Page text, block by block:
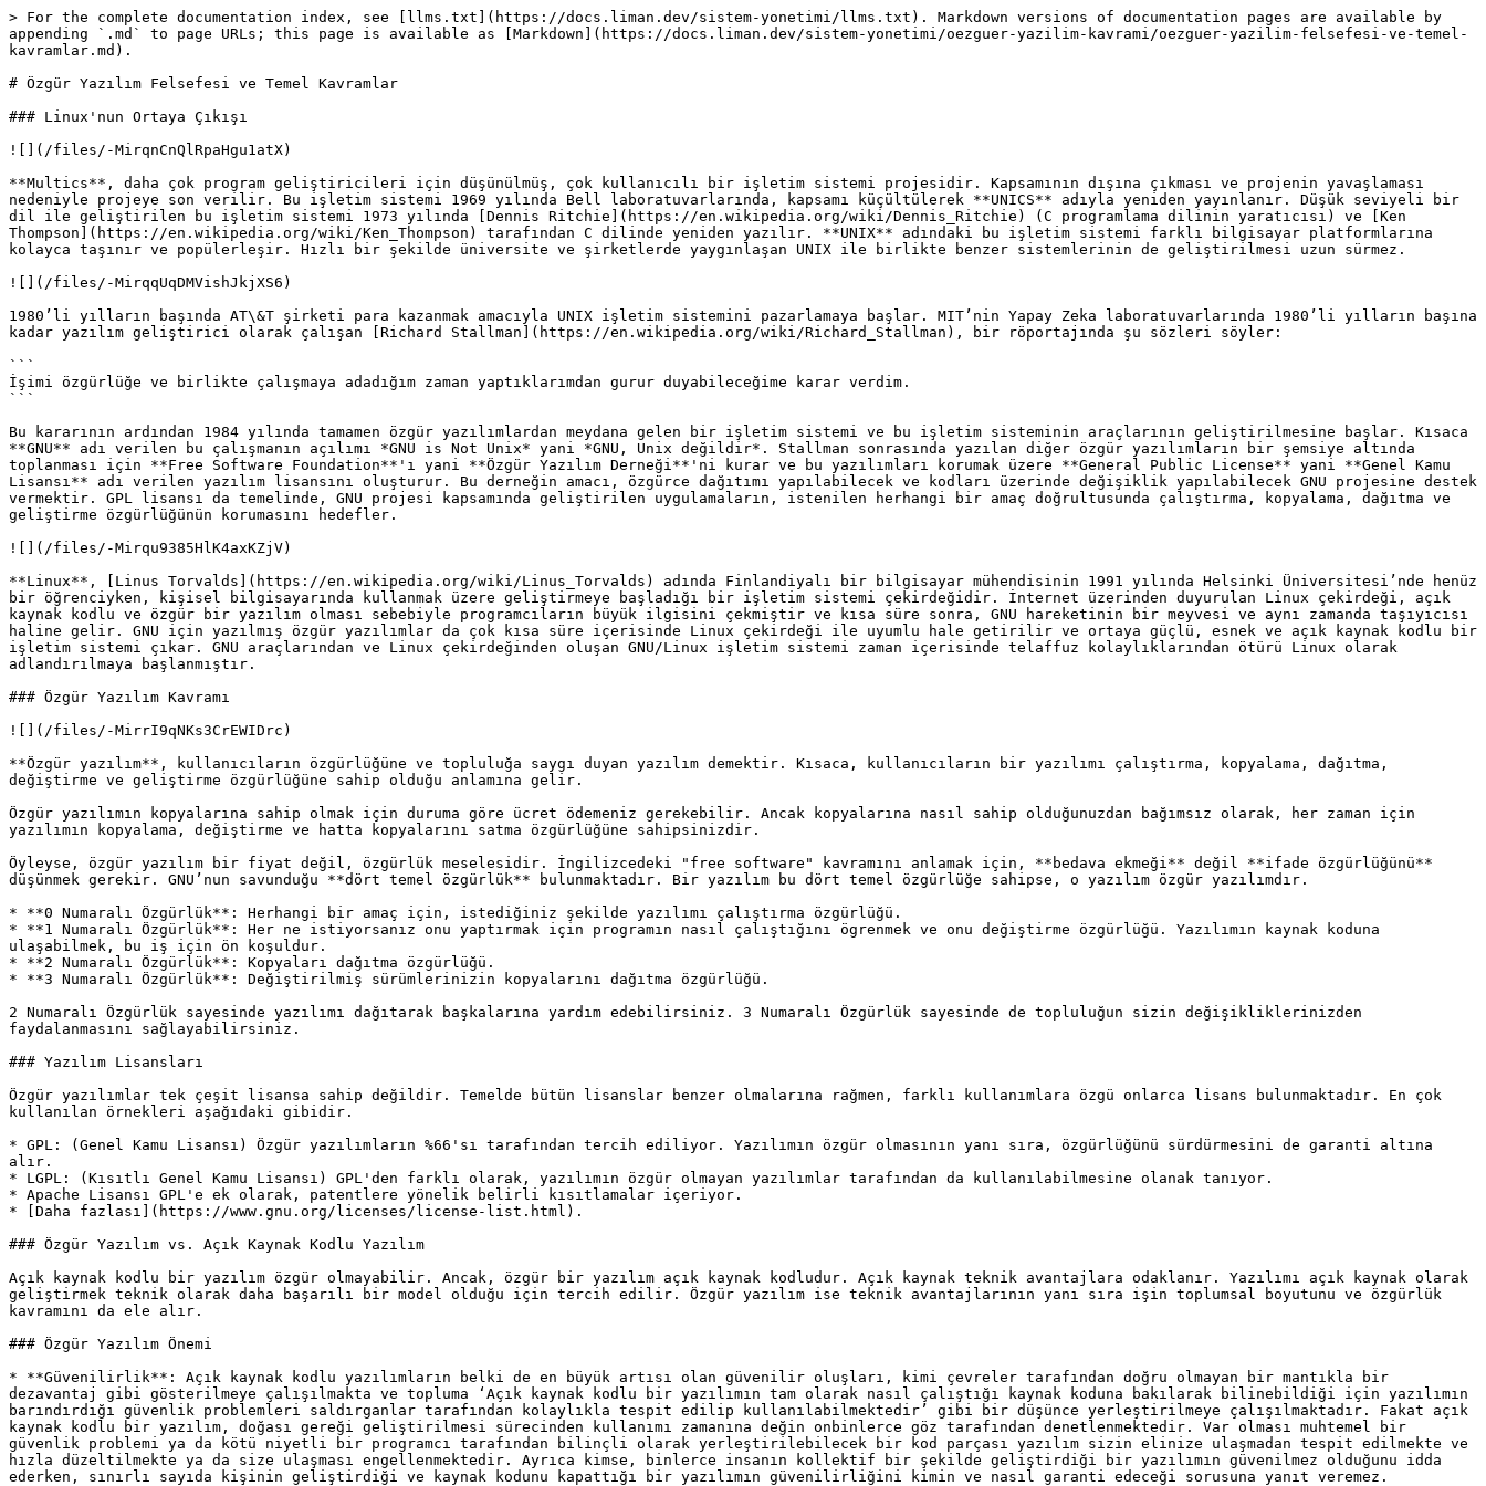
> For the complete documentation index, see [llms.txt](https://docs.liman.dev/sistem-yonetimi/llms.txt). Markdown versions of documentation pages are available by
appending `.md` to page URLs; this page is available as [Markdown](https://docs.liman.dev/sistem-yonetimi/oezguer-yazilim-kavrami/oezguer-yazilim-felsefesi-ve-temel-
kavramlar.md).
# Özgür Yazılım Felsefesi ve Temel Kavramlar
### Linux'nun Ortaya Çıkışı
![](/files/-MirqnCnQlRpaHgu1atX)
**Multics**, daha çok program geliştiricileri için düşünülmüş, çok kullanıcılı bir işletim sistemi projesidir. Kapsamının dışına çıkması ve projenin yavaşlaması
nedeniyle projeye son verilir. Bu işletim sistemi 1969 yılında Bell laboratuvarlarında, kapsamı küçültülerek **UNICS** adıyla yeniden yayınlanır. Düşük seviyeli bir
dil ile geliştirilen bu işletim sistemi 1973 yılında [Dennis Ritchie](https://en.wikipedia.org/wiki/Dennis_Ritchie) (C programlama dilinin yaratıcısı) ve [Ken
Thompson](https://en.wikipedia.org/wiki/Ken_Thompson) tarafından C dilinde yeniden yazılır. **UNIX** adındaki bu işletim sistemi farklı bilgisayar platformlarına
kolayca taşınır ve popülerleşir. Hızlı bir şekilde üniversite ve şirketlerde yaygınlaşan UNIX ile birlikte benzer sistemlerinin de geliştirilmesi uzun sürmez.
![](/files/-MirqqUqDMVishJkjXS6)
1980’li yılların başında AT\&T şirketi para kazanmak amacıyla UNIX işletim sistemini pazarlamaya başlar. MIT’nin Yapay Zeka laboratuvarlarında 1980’li yılların başına
kadar yazılım geliştirici olarak çalışan [Richard Stallman](https://en.wikipedia.org/wiki/Richard_Stallman), bir röportajında şu sözleri söyler:
```
İşimi özgürlüğe ve birlikte çalışmaya adadığım zaman yaptıklarımdan gurur duyabileceğime karar verdim.
```
Bu kararının ardından 1984 yılında tamamen özgür yazılımlardan meydana gelen bir işletim sistemi ve bu işletim sisteminin araçlarının geliştirilmesine başlar. Kısaca
**GNU** adı verilen bu çalışmanın açılımı *GNU is Not Unix* yani *GNU, Unix değildir*. Stallman sonrasında yazılan diğer özgür yazılımların bir şemsiye altında
toplanması için **Free Software Foundation**'ı yani **Özgür Yazılım Derneği**'ni kurar ve bu yazılımları korumak üzere **General Public License** yani **Genel Kamu
Lisansı** adı verilen yazılım lisansını oluşturur. Bu derneğin amacı, özgürce dağıtımı yapılabilecek ve kodları üzerinde değişiklik yapılabilecek GNU projesine destek
vermektir. GPL lisansı da temelinde, GNU projesi kapsamında geliştirilen uygulamaların, istenilen herhangi bir amaç doğrultusunda çalıştırma, kopyalama, dağıtma ve
geliştirme özgürlüğünün korumasını hedefler.
![](/files/-Mirqu9385HlK4axKZjV)
**Linux**, [Linus Torvalds](https://en.wikipedia.org/wiki/Linus_Torvalds) adında Finlandiyalı bir bilgisayar mühendisinin 1991 yılında Helsinki Üniversitesi’nde henüz
bir öğrenciyken, kişisel bilgisayarında kullanmak üzere geliştirmeye başladığı bir işletim sistemi çekirdeğidir. İnternet üzerinden duyurulan Linux çekirdeği, açık
kaynak kodlu ve özgür bir yazılım olması sebebiyle programcıların büyük ilgisini çekmiştir ve kısa süre sonra, GNU hareketinin bir meyvesi ve aynı zamanda taşıyıcısı
haline gelir. GNU için yazılmış özgür yazılımlar da çok kısa süre içerisinde Linux çekirdeği ile uyumlu hale getirilir ve ortaya güçlü, esnek ve açık kaynak kodlu bir
işletim sistemi çıkar. GNU araçlarından ve Linux çekirdeğinden oluşan GNU/Linux işletim sistemi zaman içerisinde telaffuz kolaylıklarından ötürü Linux olarak
adlandırılmaya başlanmıştır.
### Özgür Yazılım Kavramı
![](/files/-MirrI9qNKs3CrEWIDrc)
**Özgür yazılım**, kullanıcıların özgürlüğüne ve topluluğa saygı duyan yazılım demektir. Kısaca, kullanıcıların bir yazılımı çalıştırma, kopyalama, dağıtma,
değiştirme ve geliştirme özgürlüğüne sahip olduğu anlamına gelir.
Özgür yazılımın kopyalarına sahip olmak için duruma göre ücret ödemeniz gerekebilir. Ancak kopyalarına nasıl sahip olduğunuzdan bağımsız olarak, her zaman için
yazılımın kopyalama, değiştirme ve hatta kopyalarını satma özgürlüğüne sahipsinizdir.
Öyleyse, özgür yazılım bir fiyat değil, özgürlük meselesidir. İngilizcedeki "free software" kavramını anlamak için, **bedava ekmeği** değil **ifade özgürlüğünü**
düşünmek gerekir. GNU’nun savunduğu **dört temel özgürlük** bulunmaktadır. Bir yazılım bu dört temel özgürlüğe sahipse, o yazılım özgür yazılımdır.
* **0 Numaralı Özgürlük**: Herhangi bir amaç için, istediğiniz şekilde yazılımı çalıştırma özgürlüğü.
* **1 Numaralı Özgürlük**: Her ne istiyorsanız onu yaptırmak için programın nasıl çalıştığını ögrenmek ve onu değiştirme özgürlüğü. Yazılımın kaynak koduna
ulaşabilmek, bu iş için ön koşuldur.
* **2 Numaralı Özgürlük**: Kopyaları dağıtma özgürlüğü.
* **3 Numaralı Özgürlük**: Değiştirilmiş sürümlerinizin kopyalarını dağıtma özgürlüğü.
2 Numaralı Özgürlük sayesinde yazılımı dağıtarak başkalarına yardım edebilirsiniz. 3 Numaralı Özgürlük sayesinde de topluluğun sizin değişikliklerinizden
faydalanmasını sağlayabilirsiniz.
### Yazılım Lisansları
Özgür yazılımlar tek çeşit lisansa sahip değildir. Temelde bütün lisanslar benzer olmalarına rağmen, farklı kullanımlara özgü onlarca lisans bulunmaktadır. En çok
kullanılan örnekleri aşağıdaki gibidir.
* GPL: (Genel Kamu Lisansı) Özgür yazılımların %66'sı tarafından tercih ediliyor. Yazılımın özgür olmasının yanı sıra, özgürlüğünü sürdürmesini de garanti altına
alır.
* LGPL: (Kısıtlı Genel Kamu Lisansı) GPL'den farklı olarak, yazılımın özgür olmayan yazılımlar tarafından da kullanılabilmesine olanak tanıyor.
* Apache Lisansı GPL'e ek olarak, patentlere yönelik belirli kısıtlamalar içeriyor.
* [Daha fazlası](https://www.gnu.org/licenses/license-list.html).
### Özgür Yazılım vs. Açık Kaynak Kodlu Yazılım
Açık kaynak kodlu bir yazılım özgür olmayabilir. Ancak, özgür bir yazılım açık kaynak kodludur. Açık kaynak teknik avantajlara odaklanır. Yazılımı açık kaynak olarak
geliştirmek teknik olarak daha başarılı bir model olduğu için tercih edilir. Özgür yazılım ise teknik avantajlarının yanı sıra işin toplumsal boyutunu ve özgürlük
kavramını da ele alır.
### Özgür Yazılım Önemi
* **Güvenilirlik**: Açık kaynak kodlu yazılımların belki de en büyük artısı olan güvenilir oluşları, kimi çevreler tarafından doğru olmayan bir mantıkla bir
dezavantaj gibi gösterilmeye çalışılmakta ve topluma ‘Açık kaynak kodlu bir yazılımın tam olarak nasıl çalıştığı kaynak koduna bakılarak bilinebildiği için yazılımın
barındırdığı güvenlik problemleri saldırganlar tarafından kolaylıkla tespit edilip kullanılabilmektedir’ gibi bir düşünce yerleştirilmeye çalışılmaktadır. Fakat açık
kaynak kodlu bir yazılım, doğası gereği geliştirilmesi sürecinden kullanımı zamanına değin onbinlerce göz tarafından denetlenmektedir. Var olması muhtemel bir
güvenlik problemi ya da kötü niyetli bir programcı tarafından bilinçli olarak yerleştirilebilecek bir kod parçası yazılım sizin elinize ulaşmadan tespit edilmekte ve
hızla düzeltilmekte ya da size ulaşması engellenmektedir. Ayrıca kimse, binlerce insanın kollektif bir şekilde geliştirdiği bir yazılımın güvenilmez olduğunu idda
ederken, sınırlı sayıda kişinin geliştirdiği ve kaynak kodunu kapattığı bir yazılımın güvenilirliğini kimin ve nasıl garanti edeceği sorusuna yanıt veremez.